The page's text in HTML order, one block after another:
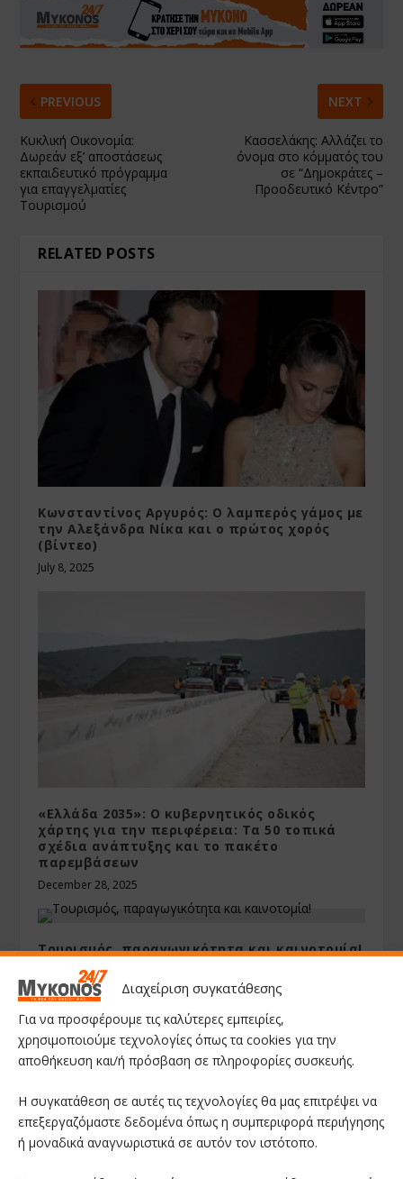
Διαχείριση συγκατάθεσης
Για να προσφέρουμε τις καλύτερες εμπειρίες,
χρησιμοποιούμε τεχνολογίες όπως τα cookies για την
αποθήκευση και/ή πρόσβαση σε πληροφορίες συσκευής.
Η συγκατάθεση σε αυτές τις τεχνολογίες θα μας επιτρέψει να
επεξεργαζόμαστε δεδομένα όπως η συμπεριφορά περιήγησης
ή μοναδικά αναγνωριστικά σε αυτόν τον ιστότοπο.
PREVIOUS
Κυκλική Οικονομία:
Δωρεάν εξ’ αποστάσεως
εκπαιδευτικό πρόγραμμα
για επαγγελματίες
Τουρισμού
NEXT
Κασσελάκης: Αλλάζει το
όνομα στο κόμματός του
σε “Δημοκράτες –
Προοδευτικό Κέντρο”
RELATED POSTS
Κωνσταντίνος Αργυρός: Ο λαμπερός γάμος με
την Αλεξάνδρα Νίκα και ο πρώτος χορός
(βίντεο)
July 8, 2025
«Ελλάδα 2035»: Ο κυβερνητικός οδικός
χάρτης για την περιφέρεια: Τα 50 τοπικά
σχέδια ανάπτυξης και το πακέτο
παρεμβάσεων
December 28, 2025
Τουρισμός, παραγωγικότητα και καινοτομία!
August 2, 2024
Λογαριασμοί ρεύματος: Οι αυξήσεις που
αναμένονται στις ρυθμιζόμενες χρεώσεις
January 22, 2025